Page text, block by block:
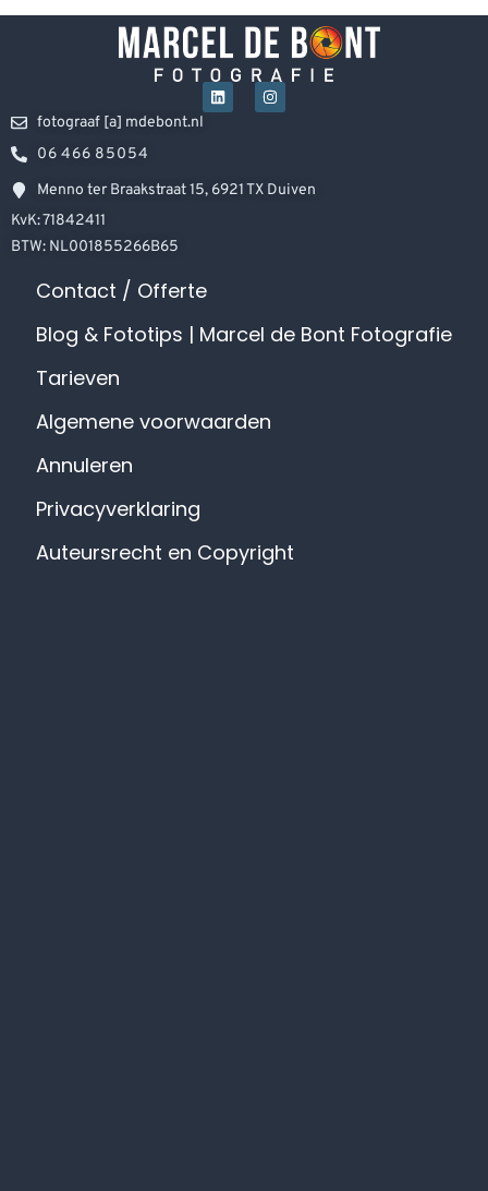
fotograaf [a] mdebont.nl
06 466 85054
Menno ter Braakstraat 15, 6921 TX Duiven
KvK: 71842411
BTW: NL001855266B65
Contact / Offerte
Blog & Fototips | Marcel de Bont Fotografie
Tarieven
Algemene voorwaarden
Annuleren
Privacyverklaring
Auteursrecht en Copyright